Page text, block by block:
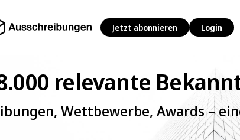
Jetzt abonnieren Login
relevante
Wettbewerbe, Awards –